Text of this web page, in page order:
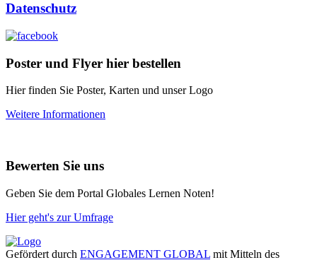
Datenschutz
Poster und Flyer hier bestellen
Hier finden Sie Poster, Karten und unser Logo
Weitere Informationen
Bewerten Sie uns
Geben Sie dem Portal Globales Lernen Noten!
Hier geht's zur Umfrage
Gefördert durch ENGAGEMENT GLOBAL mit Mitteln des